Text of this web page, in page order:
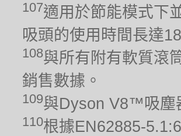
107適用於節能模式下
吸頭的使用時間長達
108與所有附有軟質滾
銷售數據。
109與Dyson V8™吸塵
110根據EN62885-